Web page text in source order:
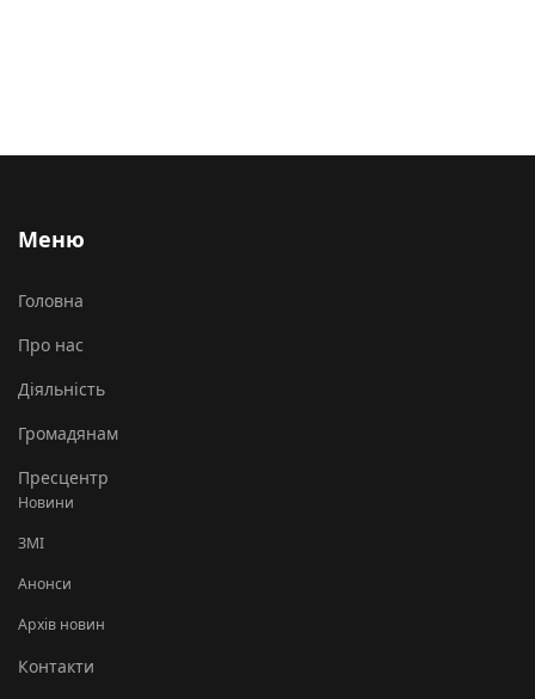
Меню
Головна
Про нас
Діяльність
Громадянам
Пресцентр
Новини
ЗМІ
Анонси
Архів новин
Контакти